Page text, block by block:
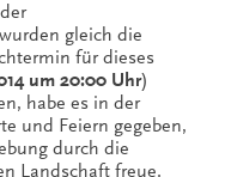
gleich die
für dieses
um 20:00 Uhr)
habe es in der
und Feiern gegeben,
durch die
Landschaft freue.